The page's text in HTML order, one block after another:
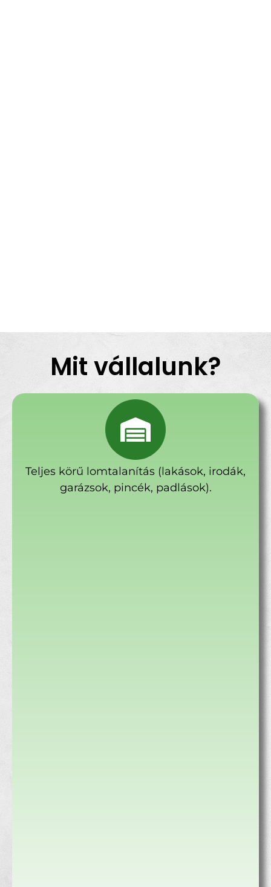
Mit vállalunk?
Teljes körű lomtalanítás (lakások, irodák,
garázsok, pincék, padlások).